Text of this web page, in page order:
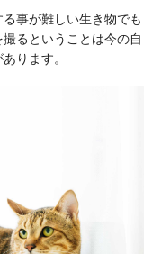
事が難しい生き物でも
るということは今の自
ります。